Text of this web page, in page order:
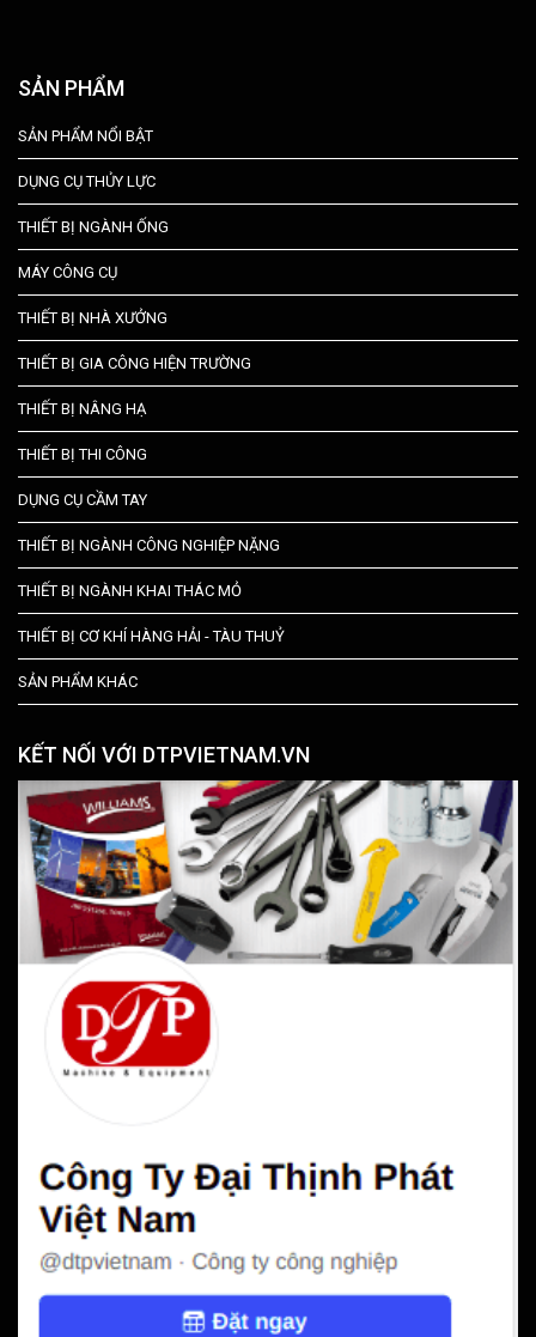
SẢN PHẨM
SẢN PHẨM NỔI BẬT
DỤNG CỤ THỦY LỰC
THIẾT BỊ NGÀNH ỐNG
MÁY CÔNG CỤ
THIẾT BỊ NHÀ XƯỞNG
THIẾT BỊ GIA CÔNG HIỆN TRƯỜNG
THIẾT BỊ NÂNG HẠ
THIẾT BỊ THI CÔNG
DỤNG CỤ CẦM TAY
THIẾT BỊ NGÀNH CÔNG NGHIỆP NẶNG
THIẾT BỊ NGÀNH KHAI THÁC MỎ
THIẾT BỊ CƠ KHÍ HÀNG HẢI - TÀU THUỶ
SẢN PHẨM KHÁC
KẾT NỐI VỚI DTPVIETNAM.VN